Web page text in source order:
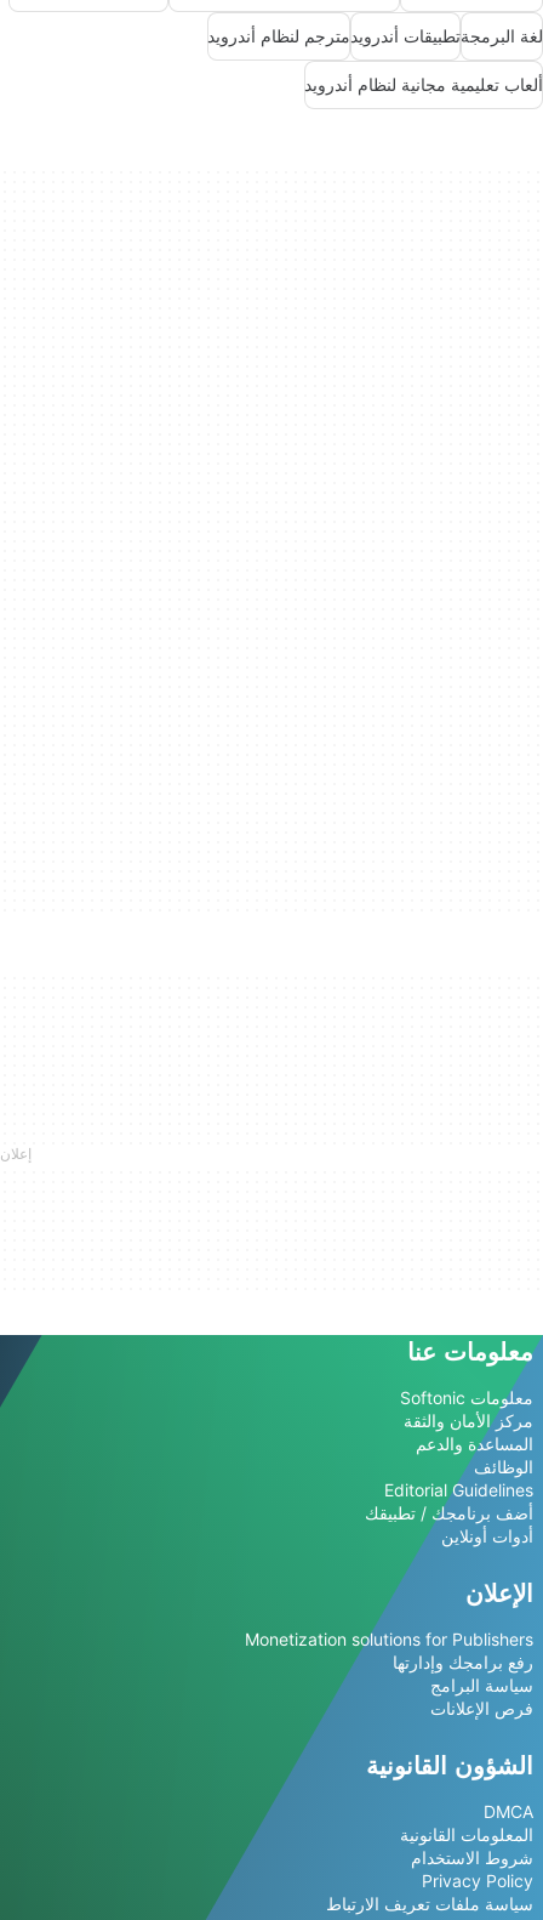
لغة البرمجةتطبيقات أندرويدمترجم لنظام أندرويد
ألعاب تعليمية مجانية لنظام أندرويد
معلومات عنا
معلومات Softonic
مركز الأمان والثقة
المساعدة والدعم
الوظائف
Editorial Guidelines
أضف برنامجك / تطبيقك
أدوات أونلاين
الإعلان
Monetization solutions for Publishers
رفع برامجك وإدارتها
سياسة البرامج
فرص الإعلانات
الشؤون القانونية
DMCA
المعلومات القانونية
شروط الاستخدام
Privacy Policy
سياسة ملفات تعريف الارتباط